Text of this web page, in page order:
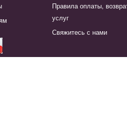
Правила оплаты,
услуг
Свяжитесь с нами